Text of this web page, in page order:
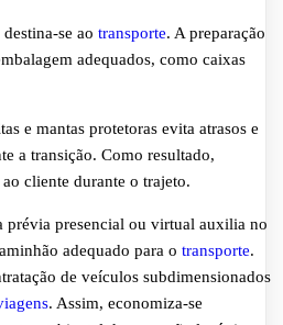
se ao transporte. A preparação
adequados, como caixas
e mantas protetoras evita atrasos e
a transição. Como resultado,
cliente durante o trajeto.
prévia presencial ou virtual auxilia no
adequado para o transporte.
de veículos subdimensionados
. Assim, economiza-se